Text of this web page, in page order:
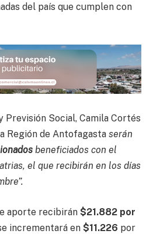
del país que cumplen con
Previsión Social, Camila Cortés
Región de Antofagasta serán
beneficiados con el
el que recibirán en los días
aporte recibirán $21.882 por
incrementará en $11.226 por